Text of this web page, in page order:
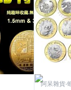
阿呆雜貨-